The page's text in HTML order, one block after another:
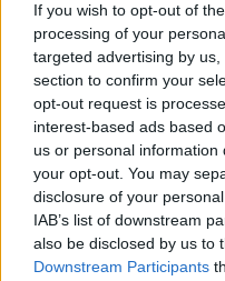
If you wish to opt-out of
processing of your
targeted advertising by
section to confirm your
opt-out request is
interest-based ads based
us or personal
your opt-out. You may
disclosure of your
IAB’s list of downstream
also be disclosed by us to
Downstream Participants
Με
της
Η